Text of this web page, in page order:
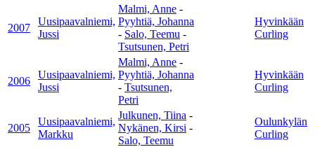
2007
Uusipaavalniemi,
Jussi
Malmi, Anne -
Pyyhtiä, Johanna
- Salo, Teemu -
Tsutsunen, Petri
Hyvinkään
Curling
2006
Uusipaavalniemi,
Jussi
Malmi, Anne -
Pyyhtiä, Johanna
- Tsutsunen,
Petri
Hyvinkään
Curling
2005
Uusipaavalniemi,
Markku
Julkunen, Tiina -
Nykänen, Kirsi -
Salo, Teemu
Oulunkylän
Curling